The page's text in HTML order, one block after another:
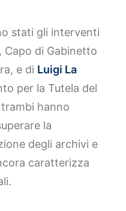
stati gli interventi
, Capo di Gabinetto
e di Luigi La
per la Tutela del
hanno
la
degli archivi e
caratterizza